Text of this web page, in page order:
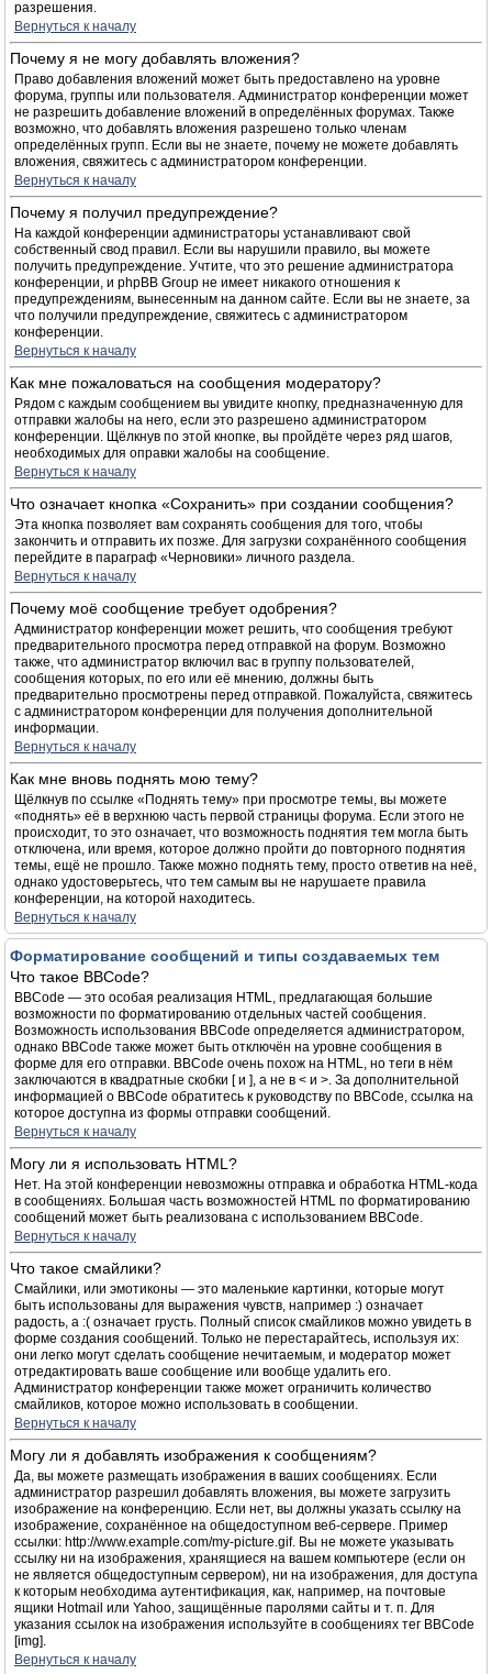
разрешения.
Вернуться к началу
Почему я не могу добавлять вложения?
Право добавления вложений может быть предоставлено на уровне
форума, группы или пользователя. Администратор конференции может
не разрешить добавление вложений в определённых форумах. Также
возможно, что добавлять вложения разрешено только членам
определённых групп. Если вы не знаете, почему не можете добавлять
вложения, свяжитесь с администратором конференции.
Вернуться к началу
Почему я получил предупреждение?
На каждой конференции администраторы устанавливают свой
собственный свод правил. Если вы нарушили правило, вы можете
получить предупреждение. Учтите, что это решение администратора
конференции, и phpBB Group не имеет никакого отношения к
предупреждениям, вынесенным на данном сайте. Если вы не знаете, за
что получили предупреждение, свяжитесь с администратором
конференции.
Вернуться к началу
Как мне пожаловаться на сообщения модератору?
Рядом с каждым сообщением вы увидите кнопку, предназначенную для
отправки жалобы на него, если это разрешено администратором
конференции. Щёлкнув по этой кнопке, вы пройдёте через ряд шагов,
необходимых для оправки жалобы на сообщение.
Вернуться к началу
Что означает кнопка «Сохранить» при создании сообщения?
Эта кнопка позволяет вам сохранять сообщения для того, чтобы
закончить и отправить их позже. Для загрузки сохранённого сообщения
перейдите в параграф «Черновики» личного раздела.
Вернуться к началу
Почему моё сообщение требует одобрения?
Администратор конференции может решить, что сообщения требуют
предварительного просмотра перед отправкой на форум. Возможно
также, что администратор включил вас в группу пользователей,
сообщения которых, по его или её мнению, должны быть
предварительно просмотрены перед отправкой. Пожалуйста, свяжитесь
с администратором конференции для получения дополнительной
информации.
Вернуться к началу
Как мне вновь поднять мою тему?
Щёлкнув по ссылке «Поднять тему» при просмотре темы, вы можете
«поднять» её в верхнюю часть первой страницы форума. Если этого не
происходит, то это означает, что возможность поднятия тем могла быть
отключена, или время, которое должно пройти до повторного поднятия
темы, ещё не прошло. Также можно поднять тему, просто ответив на неё,
однако удостоверьтесь, что тем самым вы не нарушаете правила
конференции, на которой находитесь.
Вернуться к началу
Форматирование сообщений и типы создаваемых тем
Что такое BBCode?
BBCode — это особая реализация HTML, предлагающая большие
возможности по форматированию отдельных частей сообщения.
Возможность использования BBCode определяется администратором,
однако BBCode также может быть отключён на уровне сообщения в
форме для его отправки. BBCode очень похож на HTML, но теги в нём
заключаются в квадратные скобки [ и ], а не в < и >. За дополнительной
информацией о BBCode обратитесь к руководству по BBCode, ссылка на
которое доступна из формы отправки сообщений.
Вернуться к началу
Могу ли я использовать HTML?
Нет. На этой конференции невозможны отправка и обработка HTML-кода
в сообщениях. Большая часть возможностей HTML по форматированию
сообщений может быть реализована с использованием BBCode.
Вернуться к началу
Что такое смайлики?
Смайлики, или эмотиконы — это маленькие картинки, которые могут
быть использованы для выражения чувств, например :) означает
радость, а :( означает грусть. Полный список смайликов можно увидеть в
форме создания сообщений. Только не перестарайтесь, используя их:
они легко могут сделать сообщение нечитаемым, и модератор может
отредактировать ваше сообщение или вообще удалить его.
Администратор конференции также может ограничить количество
смайликов, которое можно использовать в сообщении.
Вернуться к началу
Могу ли я добавлять изображения к сообщениям?
Да, вы можете размещать изображения в ваших сообщениях. Если
администратор разрешил добавлять вложения, вы можете загрузить
изображение на конференцию. Если нет, вы должны указать ссылку на
изображение, сохранённое на общедоступном веб-сервере. Пример
ссылки: http://www.example.com/my-picture.gif. Вы не можете указывать
ссылку ни на изображения, хранящиеся на вашем компьютере (если он
не является общедоступным сервером), ни на изображения, для доступа
к которым необходима аутентификация, как, например, на почтовые
ящики Hotmail или Yahoo, защищённые паролями сайты и т. п. Для
указания ссылок на изображения используйте в сообщениях тег BBCode
[img].
Вернуться к началу